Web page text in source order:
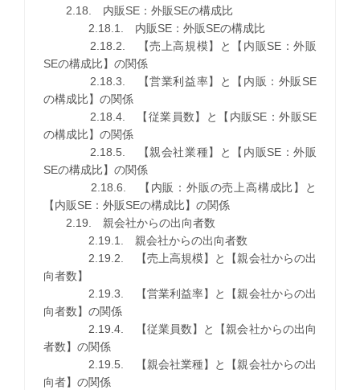
2.18. 内販SE：外販SEの構成比
2.18.1. 内販SE：外販SEの構成比
2.18.2. 【売上高規模】と【内販SE：外販
SEの構成比】の関係
2.18.3. 【営業利益率】と【内販：外販SE
の構成比】の関係
2.18.4. 【従業員数】と【内販SE：外販SE
の構成比】の関係
2.18.5. 【親会社業種】と【内販SE：外販
SEの構成比】の関係
2.18.6. 【内販：外販の売上高構成比】と
【内販SE：外販SEの構成比】の関係
2.19. 親会社からの出向者数
2.19.1. 親会社からの出向者数
2.19.2. 【売上高規模】と【親会社からの出
向者数】
2.19.3. 【営業利益率】と【親会社からの出
向者数】の関係
2.19.4. 【従業員数】と【親会社からの出向
者数】の関係
2.19.5. 【親会社業種】と【親会社からの出
向者】の関係